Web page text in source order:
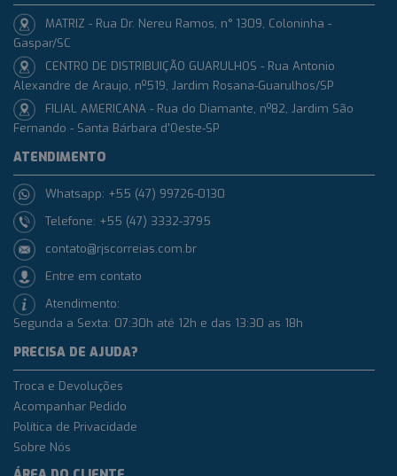
MATRIZ - Rua Dr. Nereu Ramos, n° 1309, Coloninha -
Gaspar/SC
CENTRO DE DISTRIBUIÇÃO GUARULHOS - Rua Antonio
Alexandre de Araujo, nº519, Jardim Rosana-Guarulhos/SP
FILIAL AMERICANA - Rua do Diamante, nº82, Jardim São
Fernando - Santa Bárbara d'Oeste-SP
ATENDIMENTO
Whatsapp: +55 (47) 99726-0130
Telefone: +55 (47) 3332-3795
contato@rjscorreias.com.br
Entre em contato
Atendimento:
Segunda a Sexta: 07:30h até 12h e das 13:30 as 18h
PRECISA DE AJUDA?
Troca e Devoluções
Acompanhar Pedido
Política de Privacidade
Sobre Nós